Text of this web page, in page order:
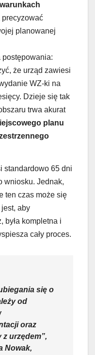
precyzować
planowanej
że urząd zawiesi
WZ-ki na
Dzieje się tak
trwa akurat
planu
standardowo 65 dni
wniosku. Jednak,
ten czas może się
aby
była kompletna i
cały proces.
się o
od
oraz
urzędem”,
Nowak,